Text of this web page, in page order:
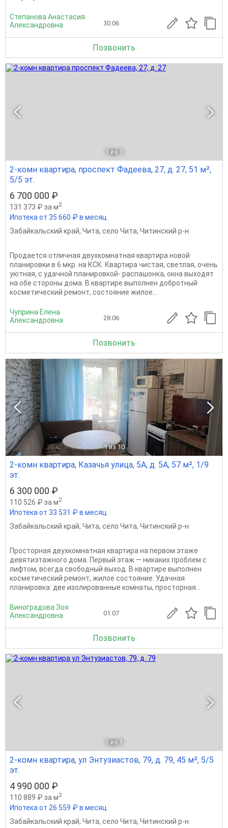
Степанова Анастасия
Александровна
30.06
Позвонить
1 из 1
2-комн квартира, проспект Фадеева, 27, д. 27, 51 м²,
5/5 эт.
6 700 000 ₽
131 373 ₽ за м2
Ипотека от 35 660 ₽ в месяц
Забайкальский край, Чита, село Чита, Читинский р-н
Продается отличная двухкомнатная квартира новой
планировки в 6 мкр. на КСК. Квартира чистая, светлая, очень
уютная, с удачной планировкой- распашонка, окна выходят
на обе стороны дома. В квартире выполнен добротный
косметический ремонт, состояние жилое...
Чуприна Елена
Александровна
28.06
Позвонить
1 из 10
2-комн квартира, Казачья улица, 5А, д. 5А, 57 м², 1/9
эт.
6 300 000 ₽
110 526 ₽ за м2
Ипотека от 33 531 ₽ в месяц
Забайкальский край, Чита, село Чита, Читинский р-н
Просторная двухкомнатная квартира на первом этаже
девятиэтажного дома. Первый этаж — никаких проблем с
лифтом, всегда свободный выход. В квартире выполнен
косметический ремонт, жилое состояние. Удачная
планировка: две изолированные комнаты, просторная...
Виноградова Зоя
Александровна
01.07
Позвонить
1 из 1
2-комн квартира, ул Энтузиастов, 79, д. 79, 45 м², 5/5
эт.
4 990 000 ₽
110 889 ₽ за м2
Ипотека от 26 559 ₽ в месяц
Забайкальский край, Чита, село Чита, Читинский р-н